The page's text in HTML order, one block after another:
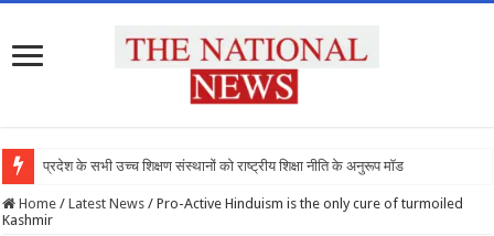
प्रदेश के सभी उच्च शिक्षण संस्थानों को राष्ट्रीय शिक्षा नीति के अनुरूप मॉडिफाई किया जाए :
Home / Latest News / Pro-Active Hinduism is the only cure of turmoiled
Kashmir